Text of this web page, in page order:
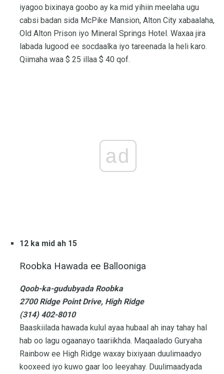
iyagoo bixinaya goobo ay ka mid yihiin meelaha ugu
cabsi badan sida McPike Mansion, Alton City xabaalaha,
Old Alton Prison iyo Mineral Springs Hotel. Waxaa jira
labada lugood ee socdaalka iyo tareenada la heli karo.
Qiimaha waa $ 25 illaa $ 40 qof.
ad
12 ka mid ah 15
Roobka Hawada ee Ballooniga
Qoob-ka-gudubyada Roobka
2700 Ridge Point Drive, High Ridge
(314) 402-8010
Baaskiilada hawada kulul ayaa hubaal ah inay tahay hal
hab oo lagu ogaanayo taariikhda. Maqaalado Guryaha
Rainbow ee High Ridge waxay bixiyaan duulimaadyo
kooxeed iyo kuwo gaar loo leeyahay. Duulimaadyada